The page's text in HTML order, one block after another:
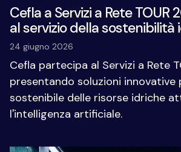
Cefla a Servizi a Rete TOUR
al servizio della sostenibilità
24 giugno 2026
Cefla partecipa al Servizi a Rete
presentando soluzioni innovative
sostenibile delle risorse idriche
l'intelligenza artificiale.